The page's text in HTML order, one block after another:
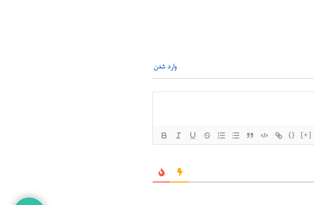
وارد شدن
{} [+]